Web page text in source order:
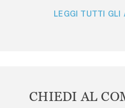
LEGGI TUTTI GLI
CHIEDI AL